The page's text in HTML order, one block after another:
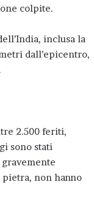
colpite.
inclusa la
dall’epicentro,
2.500 feriti,
sono stati
non hanno